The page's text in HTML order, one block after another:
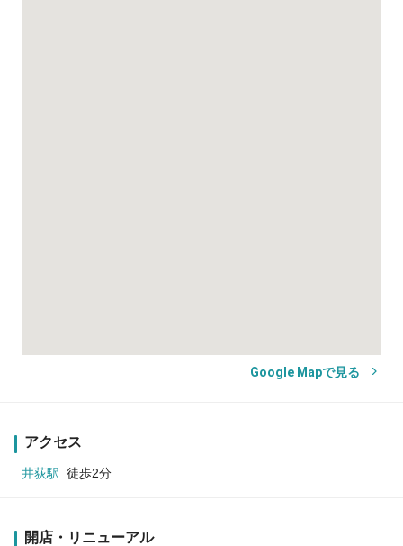
Google Mapで見る
アクセス
井荻駅 徒歩2分
開店・リニューアル